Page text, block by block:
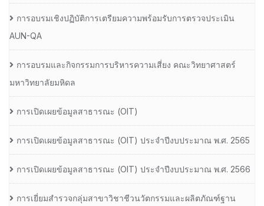
การอบรมเชิงปฏิบัติการเตรียมความพร้อมรับการตรวจประเมิน
AUN-QA
การอบรมและกิจกรรมการบริหารความเสี่ยง คณะวิทยาศาสตร์
มหาวิทยาลัยมหิดล
การเปิดเผยข้อมูลสาธารณะ (OIT)
การเปิดเผยข้อมูลสาธารณะ (OIT) ประจำปีงบประมาณ พ.ศ. 2565
การเปิดเผยข้อมูลสาธารณะ (OIT) ประจำปีงบประมาณ พ.ศ. 2566
การเยี่ยมสำรวจกลุ่มสาขาวิชาชีวนวัตกรรมและผลิตภัณฑ์ฐาน